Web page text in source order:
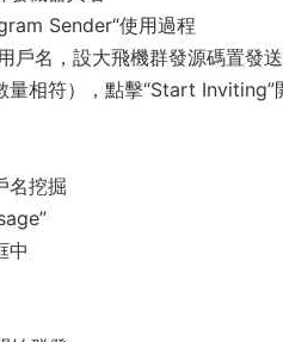
Sender“使用過程
戶名，設大飛機群發源碼置
相符），點擊“Start Inviting”
名挖掘
中